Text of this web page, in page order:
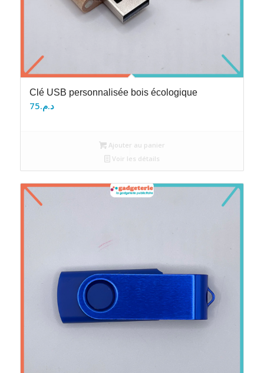
Clé USB personnalisée bois écologique
د.م.75
Ajouter au panier
Voir les détails